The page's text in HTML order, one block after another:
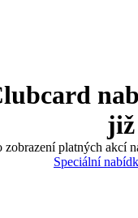
již
zobrazení platných akcí
Speciální